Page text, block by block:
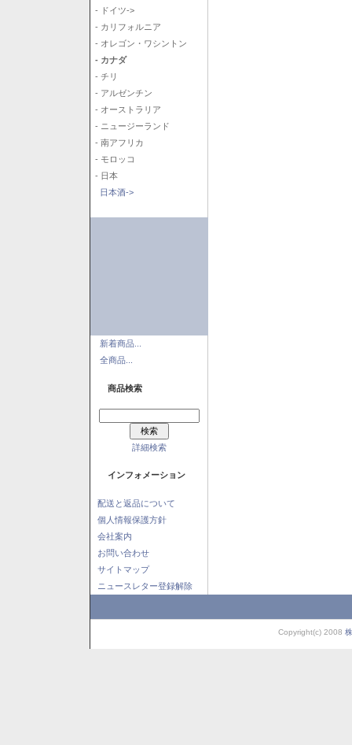
- ドイツ->
- カリフォルニア
- オレゴン・ワシントン
- カナダ
- チリ
- アルゼンチン
- オーストラリア
- ニュージーランド
- 南アフリカ
- モロッコ
- 日本
日本酒->
新着商品...
全商品...
商品検索
詳細検索
インフォメーション
配送と返品について
個人情報保護方針
会社案内
お問い合わせ
サイトマップ
ニュースレター登録解除
Copyright(c) 2008